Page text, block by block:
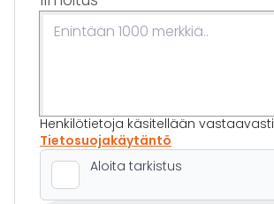
Henkilötietoja käsitellään vastaavasti
Tietosuojakäytäntö